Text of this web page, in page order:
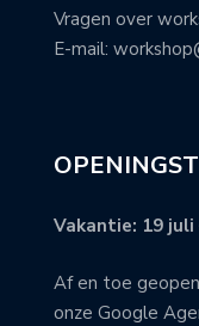
Vragen over
E-mail:
Vakantie: 19
Af en toe
onze Google